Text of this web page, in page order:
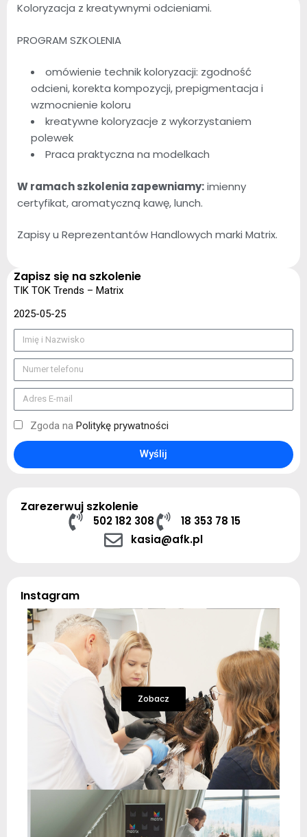
Koloryzacja z kreatywnymi odcieniami.
PROGRAM SZKOLENIA
omówienie technik koloryzacji: zgodność
odcieni, korekta kompozycji, prepigmentacja i
wzmocnienie koloru
kreatywne koloryzacje z wykorzystaniem
polewek
Praca praktyczna na modelkach
W ramach szkolenia zapewniamy:imienny
certyfikat, aromatyczną kawę, lunch.
Zapisy u Reprezentantów Handlowych marki Matrix.
Zapisz się na szkolenie
TIK TOK Trends – Matrix
2025-05-25
Zgoda na Politykę prywatności
Wyślij
Zarezerwuj szkolenie
502 182 308
18 353 78 15
kasia@afk.pl
Instagram
Zobacz